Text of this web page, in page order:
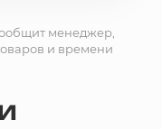
менеджер,
и времени